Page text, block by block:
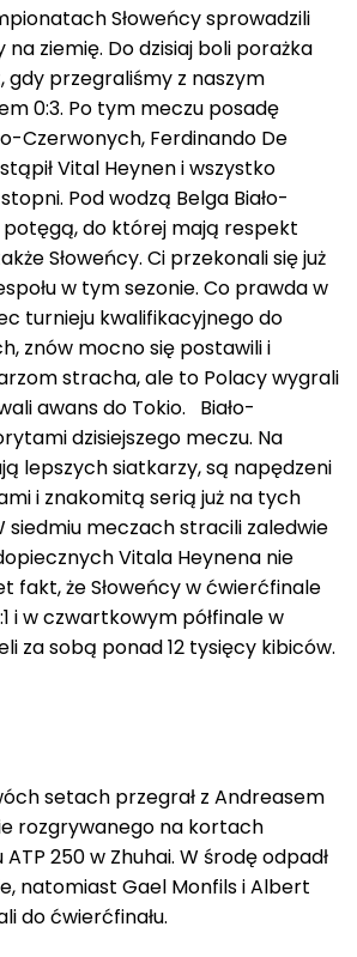
Słoweńcy sprowadzili
ziemię. Do dzisiaj boli porażka
gdy przegraliśmy z naszym
0:3. Po tym meczu posadę
Czerwonych, Ferdinando De
Vital Heynen i wszystko
Pod wodzą Belga Biało-
potęgą, do której mają respekt
Słoweńcy. Ci przekonali się już
w tym sezonie. Co prawda w
turnieju kwalifikacyjnego do
znów mocno się postawili i
stracha, ale to Polacy wygrali
awans do Tokio. Biało-
dzisiejszego meczu. Na
lepszych siatkarzy, są napędzeni
i znakomitą serią już na tych
siedmiu meczach stracili zaledwie
Vitala Heynena nie
fakt, że Słoweńcy w ćwierćfinale
i w czwartkowym półfinale w
za sobą ponad 12 tysięcy kibiców.
setach przegrał z Andreasem
rozgrywanego na kortach
250 w Zhuhai. W środę odpadł
natomiast Gael Monfils i Albert
do ćwierćfinału.